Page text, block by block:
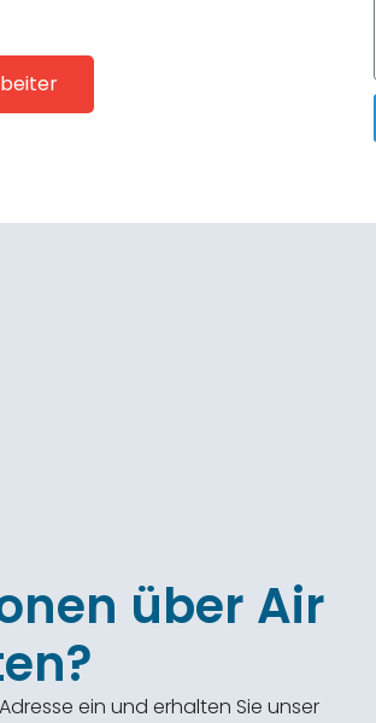
über Air
ein und erhalten Sie unser